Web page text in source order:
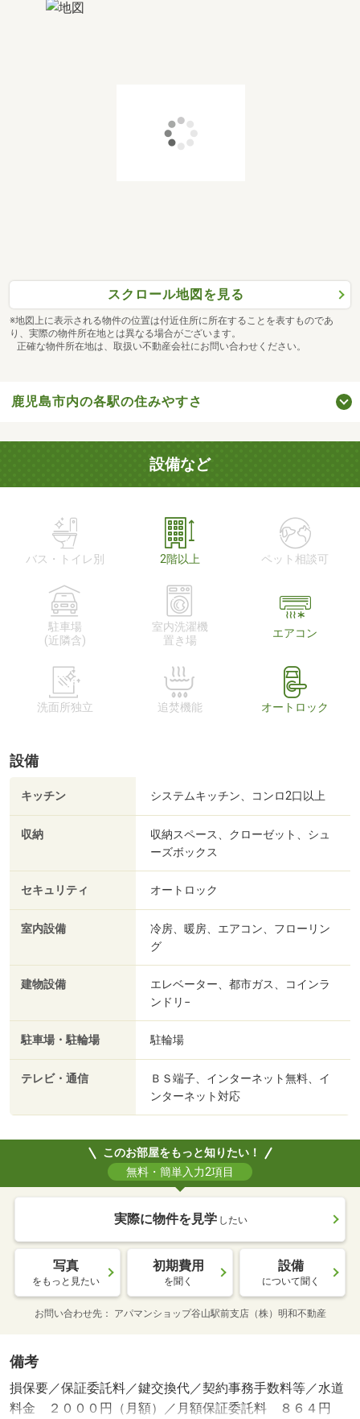
スクロール地図を見る
※地図上に表示される物件の位置は付近住所に所在することを表すものであ
り、実際の物件所在地とは異なる場合がございます。
正確な物件所在地は、取扱い不動産会社にお問い合わせください。
鹿児島市内の各駅の住みやすさ
設備など
バス・トイレ別 2階以上 ペット相談可
駐車場
(近隣含)
室内洗濯機
置き場
エアコン
洗面所独立 追焚機能 オートロック
設備
キッチン システムキッチン、コンロ2口以上
収納
収納スペース、クローゼット、シュ
ーズボックス
セキュリティ オートロック
室内設備
冷房、暖房、エアコン、フローリン
グ
建物設備
エレベーター、都市ガス、コインラ
ンドリ−
駐車場・駐輪場 駐輪場
テレビ・通信
ＢＳ端子、インターネット無料、イ
ンターネット対応
このお部屋をもっと知りたい！
無料・簡単入力2項目
実際に物件を見学 したい
写真
をもっと見たい
初期費用
を聞く
設備
について聞く
お問い合わせ先 アパマンショップ谷山駅前支店（株）明和不動産
備考
損保要／保証委託料／鍵交換代／契約事務手数料等／水道
料金 ２０００円（月額）／月額保証委託料 ８６４円